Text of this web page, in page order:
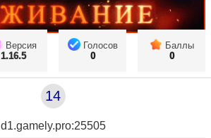
Версия
1.16.5
Голосов
0
Баллы
0
14
d1.gamely.pro:25505